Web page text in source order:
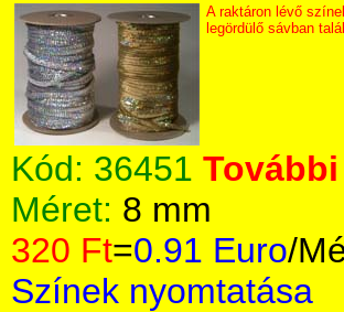
A raktáron lévő
legördülő sávban
Kód: 36451
Méret: 8 mm
320 Ft=0.91 Euro/
Színek nyomtatása